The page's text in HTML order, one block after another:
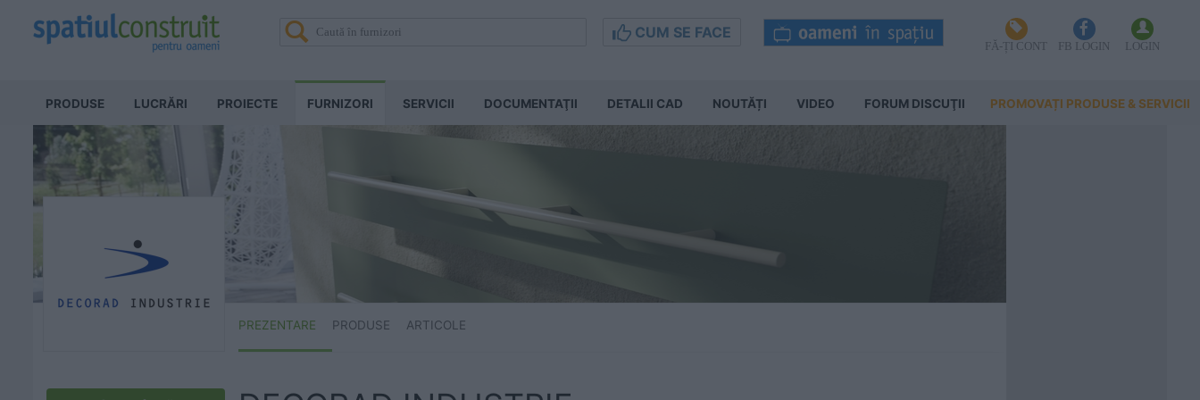
CUM SE FACE
FĂ-ȚI CONT FB LOGIN LOGIN
PRODUSE LUCRĂRI PROIECTE FURNIZORI SERVICII DOCUMENTAŢII DETALII CAD NOUTĂȚI VIDEO FORUM DISCUŢII PROMOVAȚI PRODUSE & SERVICII
PREZENTARE PRODUSE ARTICOLE